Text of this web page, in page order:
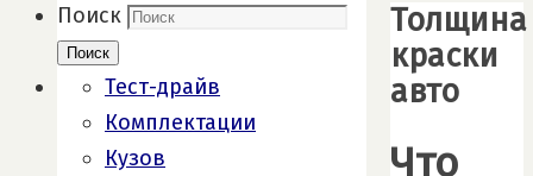
Толщина
краски
авто
Что
Поиск
Поиск
Тест-драйв
Комплектации
Кузов